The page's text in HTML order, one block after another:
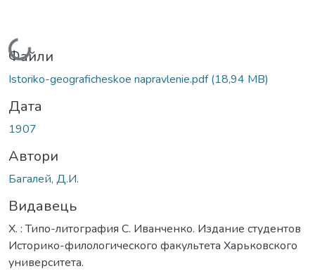
Вантажиться...
Файли
Istoriko-geograficheskoe napravlenie.pdf(18,94 MB)
Дата
1907
Автори
Багалей, Д.И.
Видавець
Х. : Типо-литография С. Иванченко. Издание студентов
Историко-филологического факультета Харьковского
университета.